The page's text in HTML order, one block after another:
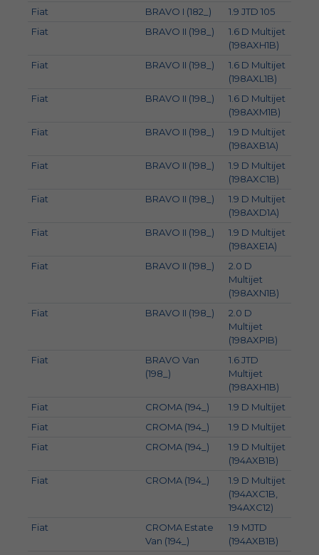
Fiat BRAVO I (182_) 1.9 JTD 105
Fiat
BRAVO II (198_)
1.6 D Multijet
(198AXH1B)
Fiat BRAVO II (198_)
1.6 D Multijet
(198AXL1B)
Fiat BRAVO II (198_)
1.6 D Multijet
(198AXM1B)
Fiat BRAVO II (198_)
1.9 D Multijet
(198AXB1A)
Fiat BRAVO II (198_)
1.9 D Multijet
(198AXC1B)
Fiat BRAVO II (198_)
1.9 D Multijet
(198AXD1A)
Fiat BRAVO II (198_)
1.9 D Multijet
(198AXE1A)
Fiat BRAVO II (198_)
2.0 D
Multijet
(198AXN1B)
Fiat BRAVO II (198_)
2.0 D
Multijet
(198AXPIB)
Fiat
BRAVO Van
(198_)
1.6 JTD
Multijet
(198AXH1B)
Fiat CROMA (194_) 1.9 D Multijet
Fiat
CROMA (194_) 1.9 D Multijet
Fiat
CROMA (194_)
1.9 D Multijet
(194AXB1B)
Fiat CROMA (194_)
1.9 D Multijet
(194AXC1B,
194AXC12)
Fiat
CROMA Estate
Van (194_)
1.9 MJTD
(194AXB1B)